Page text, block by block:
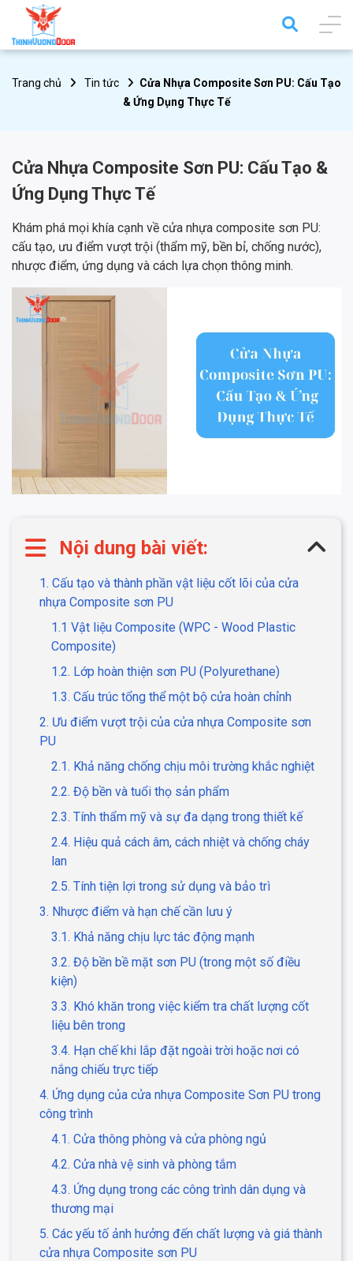
Trang chủ Tin tức
Cửa Nhựa Composite Sơn PU: Cấu Tạo
& Ứng Dụng Thực Tế
Cửa Nhựa Composite Sơn PU: Cấu Tạo &
Ứng Dụng Thực Tế
Khám phá mọi khía cạnh về cửa nhựa composite sơn PU:
cấu tạo, ưu điểm vượt trội (thẩm mỹ, bền bỉ, chống nước),
nhược điểm, ứng dụng và cách lựa chọn thông minh.
Nội dung bài viết:
1. Cấu tạo và thành phần vật liệu cốt lõi của cửa
nhựa Composite sơn PU
1.1 Vật liệu Composite (WPC - Wood Plastic
Composite)
1.2. Lớp hoàn thiện sơn PU (Polyurethane)
1.3. Cấu trúc tổng thể một bộ cửa hoàn chỉnh
2. Ưu điểm vượt trội của cửa nhựa Composite sơn
PU
2.1. Khả năng chống chịu môi trường khắc nghiệt
2.2. Độ bền và tuổi thọ sản phẩm
2.3. Tính thẩm mỹ và sự đa dạng trong thiết kế
2.4. Hiệu quả cách âm, cách nhiệt và chống cháy
lan
2.5. Tính tiện lợi trong sử dụng và bảo trì
3. Nhược điểm và hạn chế cần lưu ý
3.1. Khả năng chịu lực tác động mạnh
3.2. Độ bền bề mặt sơn PU (trong một số điều
kiện)
3.3. Khó khăn trong việc kiểm tra chất lượng cốt
liệu bên trong
3.4. Hạn chế khi lắp đặt ngoài trời hoặc nơi có
nắng chiếu trực tiếp
4. Ứng dụng của cửa nhựa Composite Sơn PU trong
công trình
4.1. Cửa thông phòng và cửa phòng ngủ
4.2. Cửa nhà vệ sinh và phòng tắm
4.3. Ứng dụng trong các công trình dân dụng và
thương mại
5. Các yếu tố ảnh hưởng đến chất lượng và giá thành
cửa nhựa Composite sơn PU